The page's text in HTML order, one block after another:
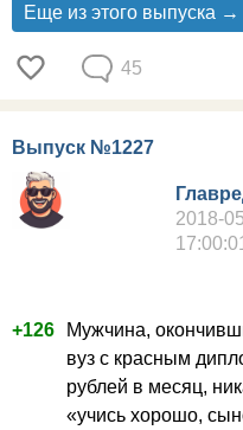
Еще из этого выпуска →
45
Выпуск №1227
2018-
17:00:01
+126
Мужчина,
вуз с красным
рублей в месяц,
«учись хорошо,